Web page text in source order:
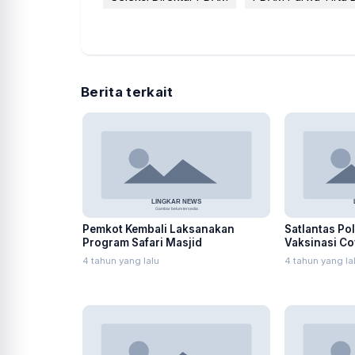
Berita terkait
Pemkot Kembali Laksanakan
Program Safari Masjid
4 tahun yang lalu
Satlantas
Vaksinasi
SIM
4 tahun yang